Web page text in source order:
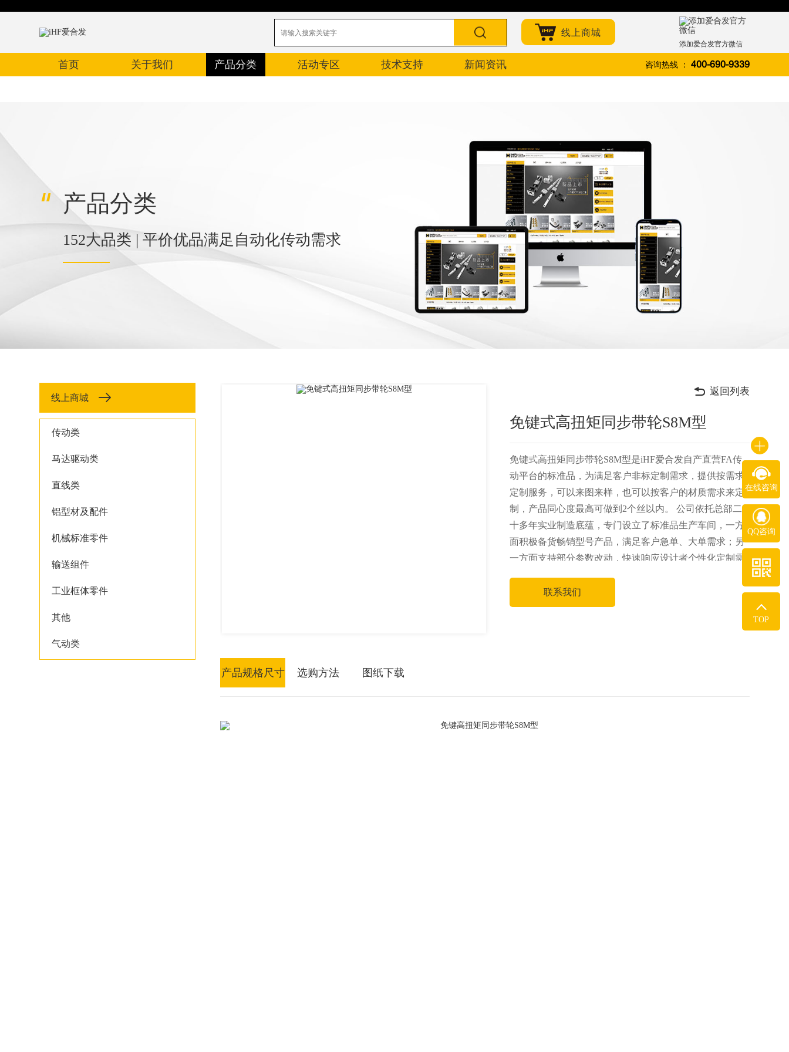
线上商城
添加爱合发官方微信
首页 关于我们 产品分类 活动专区 技术支持 新闻资讯 咨询热线 ： 400-690-9339
产品分类
152大品类 | 平价优品满足自动化传动需求
线上商城
传动类
马达驱动类
直线类
铝型材及配件
机械标准零件
输送组件
工业框体零件
其他
气动类
返回列表
免键式高扭矩同步带轮S8M型
免键式高扭矩同步带轮S8M型是iHF爱合发自产直营FA传
动平台的标准品，为满足客户非标定制需求，提供按需求
定制服务，可以来图来样，也可以按客户的材质需求来定
制，产品同心度最高可做到2个丝以内。 公司依托总部二
十多年实业制造底蕴，专门设立了标准品生产车间，一方
面积极备货畅销型号产品，满足客户急单、大单需求；另
一方面支持部分参数改动，快速响应设计者个性化定制需
联系我们
产品规格尺寸 选购方法 图纸下载
在线咨询
QQ咨询
TOP